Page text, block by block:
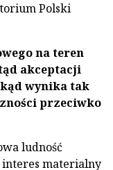
Polski
na teren
akceptacji
wynika tak
przeciwko
ludność
interes materialny